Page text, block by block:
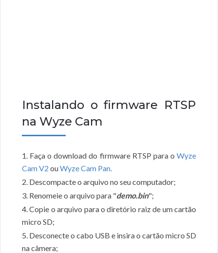
Instalando o firmware RTSP
na Wyze Cam
1. Faça o download do firmware RTSP para o Wyze
Cam V2 ouWyze Cam Pan.
2. Descompacte o arquivo no seu computador;
3. Renomeie o arquivo para "demo.bin";
4. Copie o arquivo para o diretório raiz de um cartão
micro SD;
5. Desconecte o cabo USB e insira o cartão micro SD
na câmera;